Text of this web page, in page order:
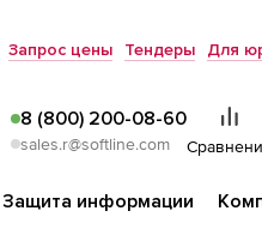
Запрос цены Тендеры Для
8 (800) 200-08-60
sales.r@softline.com
Защита информации